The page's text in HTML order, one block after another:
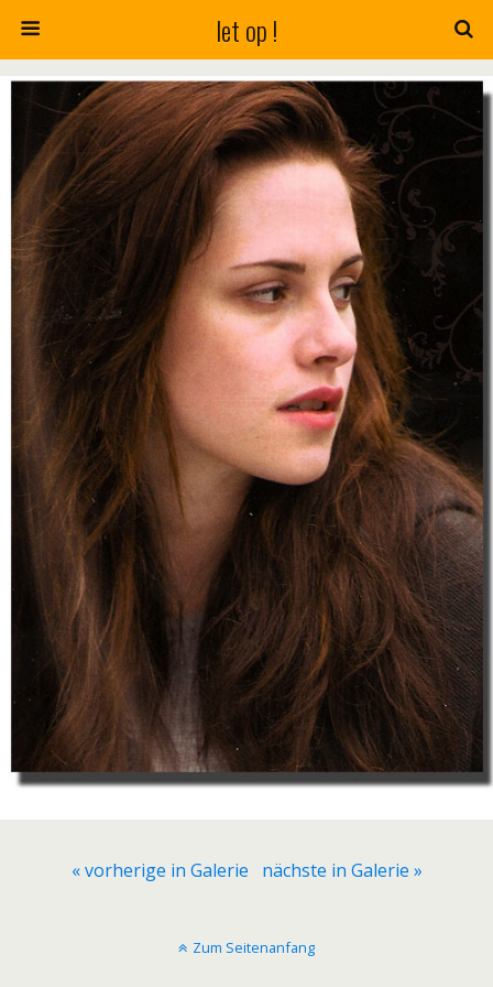
let op !
« vorherige in Galerie nächste in Galerie »
Zum Seitenanfang